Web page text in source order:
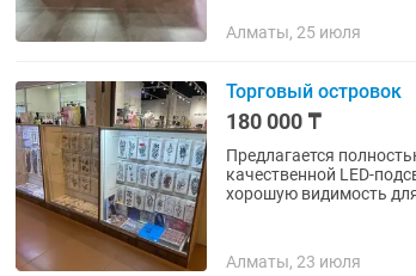
Алматы, 25 июля
Торговый островок
180 000 ₸
Предлагается
качественной LED-
хорошую видимость
Алматы, 23 июля